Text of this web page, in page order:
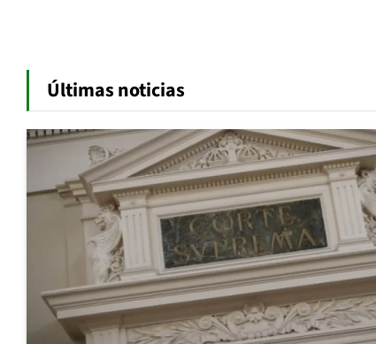
Últimas noticias